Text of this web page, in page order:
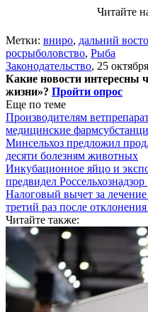
Читайте
Метки: вниро, дальний
росрыболовство, Рыба
Законодательство, 25
Какие новости интересны
жизни»? Пройти опрос
Еще по теме
Производителям
медицинские
Минсельхоз предложил
десяти болезням животных
Инкубационное яйцо и
предвидел Россельхознадзор
Налоговый вычет за
третий раз после
Читайте также: